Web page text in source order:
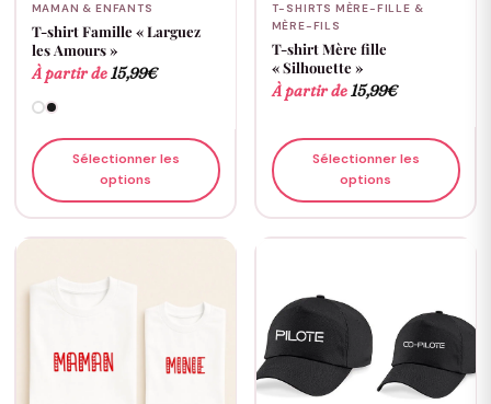
MAMAN & ENFANTS
T-shirt Famille « Larguez
les Amours »
À partir de15,99€
Sélectionner les
options
T-SHIRTS MÈRE-FILLE &
MÈRE-FILS
T-shirt Mère fille
« Silhouette »
À partir de15,99€
Sélectionner les
options